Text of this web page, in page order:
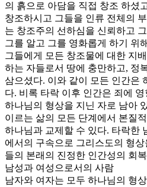
의 흙으로 아담을 직접 창조 하셨
창조하시고 그들을 인류 전체의
는 창조주의 선하심을 신뢰하고
그를 알고 그를 영화롭게 하기 위
그들에게 모든 창조물에 대한 지
하는 자들로서 땅에 충만하고, 정
삼으셨다. 이와 같이 모든 인간은
다. 비록 타락 이후 인간은 죄에
하나님의 형상을 지닌 자로 남아
이르는 삶의 모든 단계에서 본질
하나님과 교제할 수 있다. 타락한
에서의 구속으로 그리스도의 형
들의 본래의 진정한 인간성의 회
남성과 여성으로서의 사람
남자와 여자는 모두 하나님의 형